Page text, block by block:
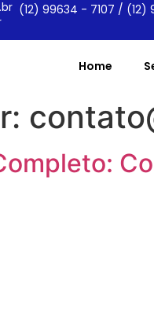
(12) 99634 - 7107 / (12)
Home